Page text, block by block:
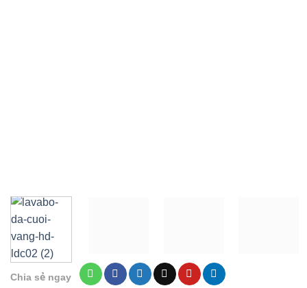
Chia sẻ ngay